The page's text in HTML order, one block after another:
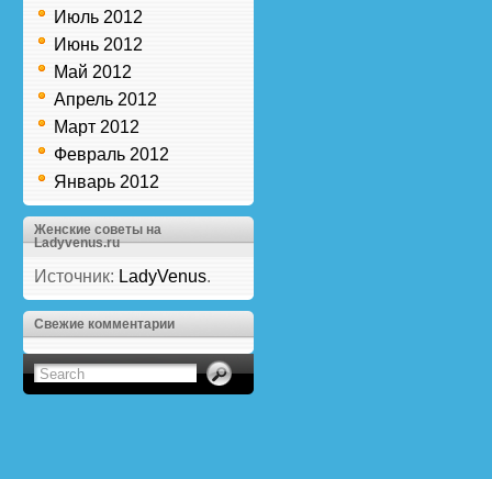
Июль 2012
Июнь 2012
Май 2012
Апрель 2012
Март 2012
Февраль 2012
Январь 2012
Женские советы на
Ladyvenus.ru
Источник: LadyVenus.
Свежие комментарии